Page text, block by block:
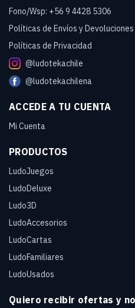
Fono/Wsp: +56 9 4428 5306
Políticas de Envíos y Devoluciones
Políticas de Privacidad
@ludotekachile
@ludotekachilena
ACCEDE A TU CUENTA
Mi Cuenta
PRODUCTOS
LudoJuegos
LudoDeluxe
Ludo3D
LudoAccesorios
LudoCartas
LudoFamiliares
LudoUsados
Quiero recibir ofertas y